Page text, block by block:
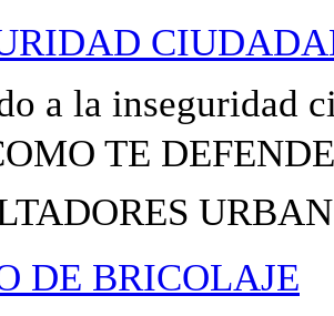
a la inseguridad
TE
DE BRICOLAJE